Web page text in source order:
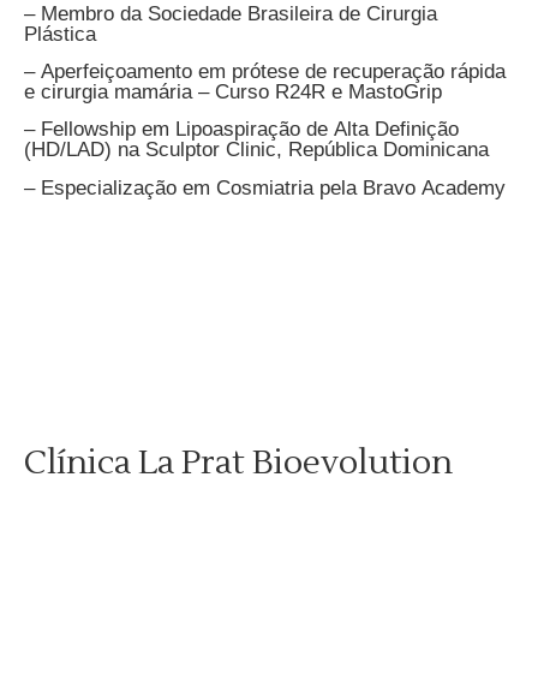
– Membro da Sociedade Brasileira de Cirurgia
Plástica
– Aperfeiçoamento em prótese de recuperação rápida
e cirurgia mamária – Curso R24R e MastoGrip
– Fellowship em Lipoaspiração de Alta Definição
(HD/LAD) na Sculptor Clinic, República Dominicana
– Especialização em Cosmiatria pela Bravo Academy
Clínica La Prat Bioevolution